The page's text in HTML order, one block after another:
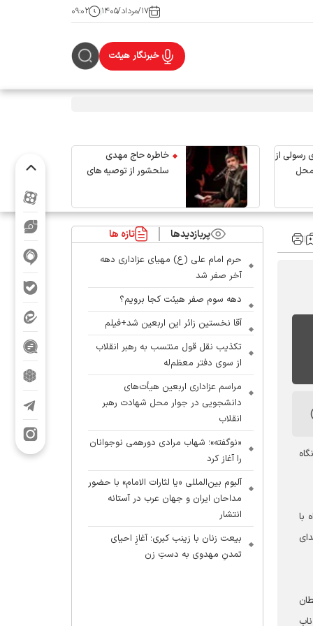
۱۷/مرداد/۱۴۰۵ ۰۹:۰۲
خبرنگار هیئت
رسولی از
خاطره حاج مهدی
سلحشور از توصیه های
سعود، همراه با
پربازدیدها تازه ها
حرم امام علی (ع) مهیای عزاداری دهه
آخر صفر شد
دهه سوم صفر هیئت کجا برویم؟
آقا نخستین زائر این اربعین شد+فیلم
تکذیب نقل قول منتسب به رهبر انقلاب
از سوی دفتر معظم‌له
مراسم عزاداری اربعین هیأت‌های
دانشجویی در جوار محل شهادت رهبر
انقلاب
«نوگفته»؛ شهاب مرادی دورهمی نوجوانان
را آغاز کرد
آلبوم بین‌المللی «یا لثارات الامام» با حضور
مداحان ایران و جهان عرب در آستانه
انتشار
بیعت زنان با زینب کبری؛ آغازِ احیای
تمدنِ مهدوی به دستِ زن